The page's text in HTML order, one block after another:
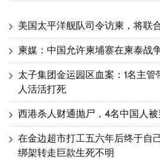
美国太平洋舰队司令访柬，将联
柬媒：中国允许柬埔寨在柬泰战
太子集团金运园区血案：1名主管
人活活打死
西港杀人财通抛尸，4名中国人
在金边超市打工五六年后终于自
绑架转走巨款生死不明